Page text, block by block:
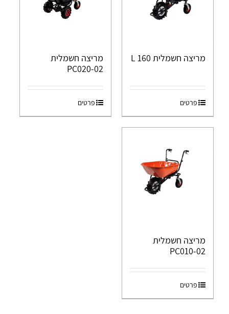
מריצה חשמלית 160 L
פרטים
מריצה חשמלית
PC020-02
פרטים
מריצה חשמלית
PC010-02
פרטים